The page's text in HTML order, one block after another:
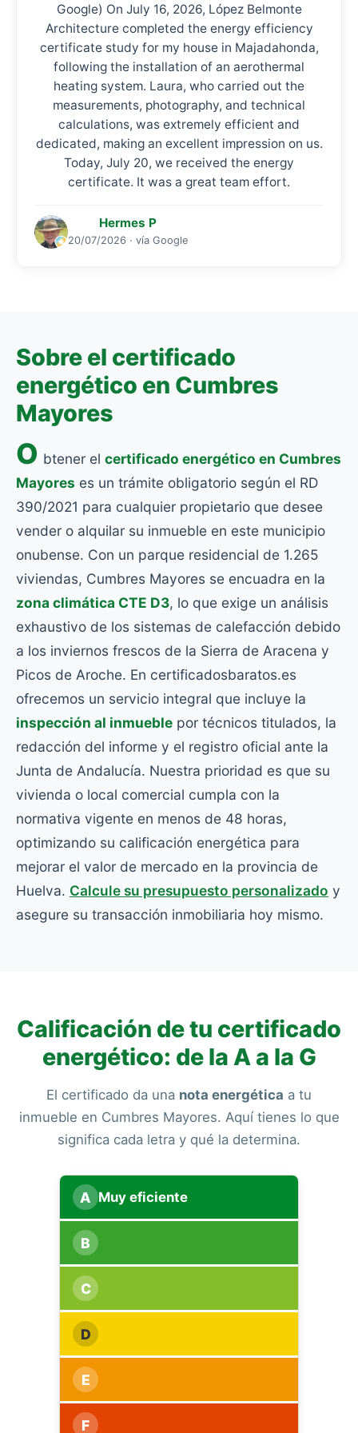
Google) On July 16, 2026, López Belmonte
Architecture completed the energy efficiency
certificate study for my house in Majadahonda,
following the installation of an aerothermal
heating system. Laura, who carried out the
measurements, photography, and technical
calculations, was extremely efficient and
dedicated, making an excellent impression on us.
Today, July 20, we received the energy
certificate. It was a great team effort.
Hermes P
20/07/2026 · vía Google
Sobre el certificado
energético en Cumbres
Mayores
O btener el certificado energético en Cumbres
Mayores es un trámite obligatorio según el RD
390/2021 para cualquier propietario que desee
vender o alquilar su inmueble en este municipio
onubense. Con un parque residencial de 1.265
viviendas, Cumbres Mayores se encuadra en la
zona climática CTE D3, lo que exige un análisis
exhaustivo de los sistemas de calefacción debido
a los inviernos frescos de la Sierra de Aracena y
Picos de Aroche. En certificadosbaratos.es
ofrecemos un servicio integral que incluye la
inspección al inmueble por técnicos titulados, la
redacción del informe y el registro oficial ante la
Junta de Andalucía. Nuestra prioridad es que su
vivienda o local comercial cumpla con la
normativa vigente en menos de 48 horas,
optimizando su calificación energética para
mejorar el valor de mercado en la provincia de
Huelva. Calcule su presupuesto personalizado y
asegure su transacción inmobiliaria hoy mismo.
Calificación de tu certificado
energético: de la A a la G
El certificado da una nota energética a tu
inmueble en Cumbres Mayores. Aquí tienes lo que
significa cada letra y qué la determina.
A Muy eficiente
B
C
D
E
F